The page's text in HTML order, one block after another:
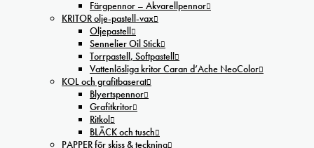
Färgpennor – Akvarellpennor
KRITOR olje-pastell-vax
Oljepastell
Sennelier Oil Stick
Torrpastell, Softpastell
Vattenlösliga kritor Caran d’Ache NeoColor
KOL och grafitbaserat
Blyertspennor
Grafitkritor
Ritkol
BLÄCK och tusch
PAPPER för skiss & teckning